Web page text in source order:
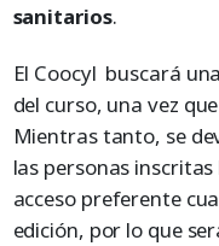
sanitarios.
El Coocyl buscará
del curso, una vez
Mientras tanto, se
las personas
acceso preferente
edición, por lo que